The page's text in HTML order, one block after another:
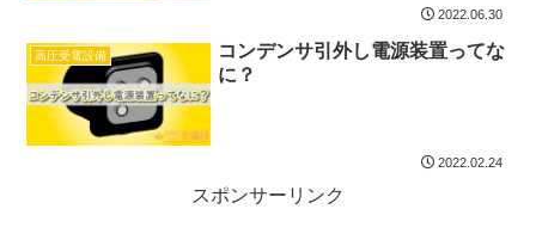
2022.06.30
高圧受電設備
コンデンサ引外し電源装置ってな
に？
2022.02.24
スポンサーリンク